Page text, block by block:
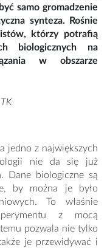
samo gromadzenie
synteza. Rośnie
którzy potrafią
biologicznych na
w obszarze
jedno z największych
nie da się już
Dane biologiczne są
by można je było
To właśnie
z mocą
pozwala nie tylko
je przewidywać i